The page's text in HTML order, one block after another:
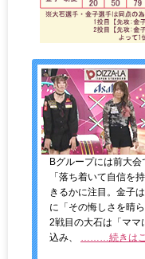
Bグループには前大会
「落ち着いて自信を
きるかに注目。金子
に「その悔しさを晴
2戦目の大石は「ママ
込み、 ………続きはこ